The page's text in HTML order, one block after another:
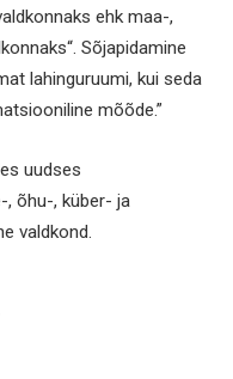
ehk maa-,
Sõjapidamine
lahinguruumi, kui seda
mõõde.”
uudses
, õhu-, küber- ja
valdkond.